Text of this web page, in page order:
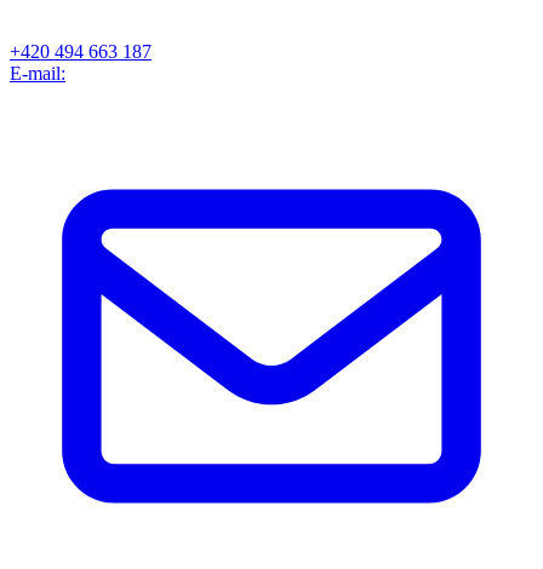
+420 494 663 187
E-mail: